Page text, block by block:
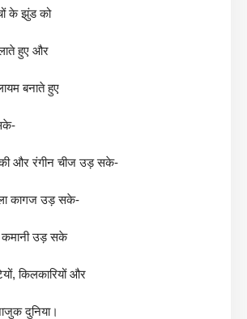
के झुंड को
हुए और
बनाते हुए
और रंगीन चीज उड़ सके-
कागज उड़ सके-
कमानी उड़ सके
किलकारियों और
दुनिया।